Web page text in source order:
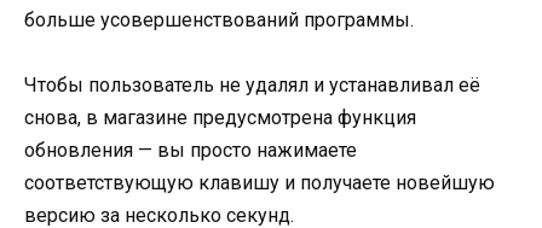
больше усовершенствований программы.
Чтобы пользователь не удалял и устанавливал её
снова, в магазине предусмотрена функция
обновления — вы просто нажимаете
соответствующую клавишу и получаете новейшую
версию за несколько секунд.